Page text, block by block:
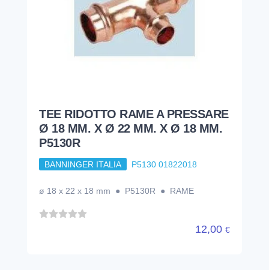
TEE RIDOTTO RAME A PRESSARE
Ø 18 MM. X Ø 22 MM. X Ø 18 MM.
P5130R
BANNINGER ITALIA P5130 01822018
ø 18 x 22 x 18 mm ● P5130R ● RAME
12,00 €